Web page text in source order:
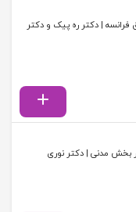
فرانسه | دکتر ره پیک و دکتر
بخش مدنی | دکتر نوری